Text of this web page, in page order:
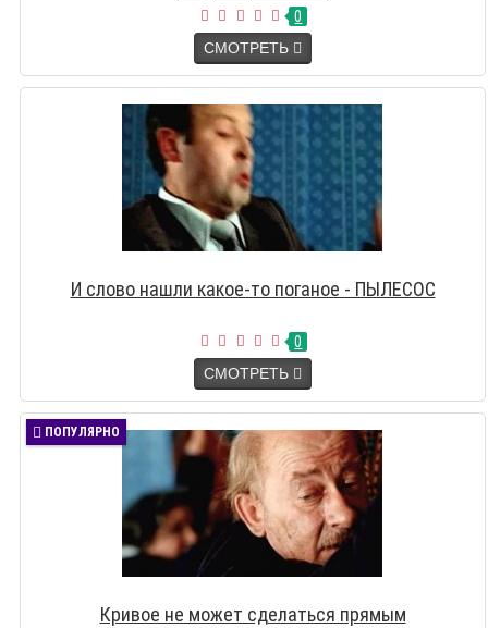
0
СМОТРЕТЬ
И слово нашли какое-то поганое - ПЫЛЕСОС
0
СМОТРЕТЬ
ПОПУЛЯРНО
Кривое не может сделаться прямым